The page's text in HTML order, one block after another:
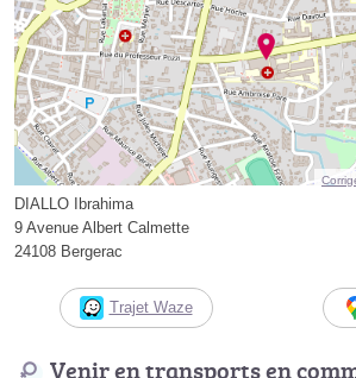
DIALLO Ibrahima
9 Avenue Albert Calmette
24108 Bergerac
Trajet Waze
Venir en transports en